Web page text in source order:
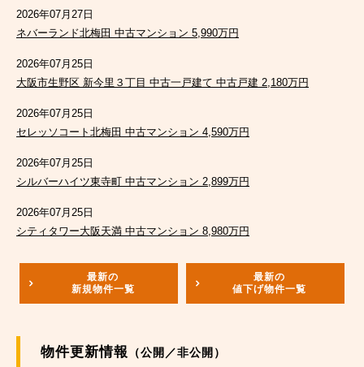
2026年07月27日
ネバーランド北梅田 中古マンション 5,990万円
2026年07月25日
大阪市生野区 新今里３丁目 中古一戸建て 中古戸建 2,180万円
2026年07月25日
セレッソコート北梅田 中古マンション 4,590万円
2026年07月25日
シルバーハイツ東寺町 中古マンション 2,899万円
2026年07月25日
シティタワー大阪天満 中古マンション 8,980万円
最新の
新規物件一覧
最新の
値下げ物件一覧
物件更新情報 （公開／非公開）